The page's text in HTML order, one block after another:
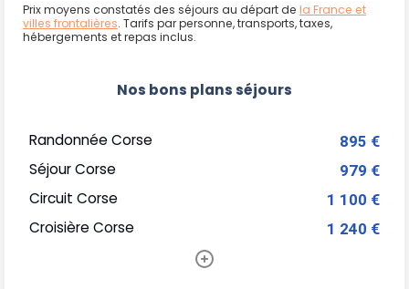
Prix moyens constatés des séjours au départ de la France et
villes frontalières. Tarifs par personne, transports, taxes,
hébergements et repas inclus.
Nos bons plans séjours
Randonnée Corse 895 €
Séjour Corse 979 €
Circuit Corse 1 100 €
Croisière Corse 1 240 €